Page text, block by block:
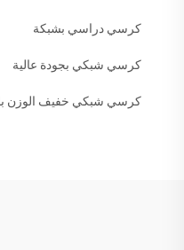
كرسي دراسي بشبكة
كرسي شبكي بجودة عالية
كرسي شبكي خفيف الوزن